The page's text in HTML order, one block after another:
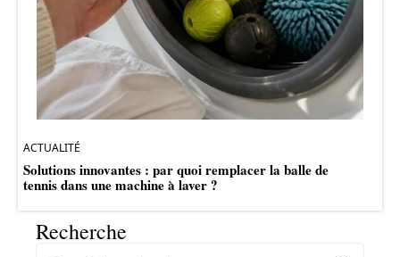
ACTUALITÉ
Solutions innovantes : par quoi remplacer la balle de
tennis dans une machine à laver ?
Recherche